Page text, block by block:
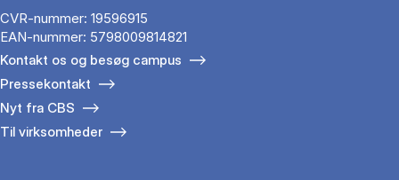
CVR-nummer: 19596915
EAN-nummer: 5798009814821
Kontakt os og besøg campus
Pressekontakt
Nyt fra CBS
Til virksomheder